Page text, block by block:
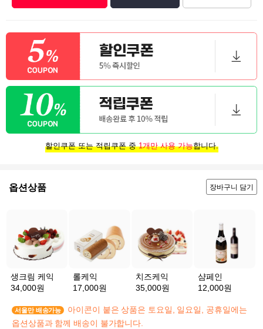
할인쿠폰 또는 적립쿠폰 중1개만 사용 가능합니다.
옵션상품 장바구니 담기
생크림 케익
34,000원
롤케익
17,000원
치즈케익
35,000원
샴페인
12,000원
서울만 배송가능
아이콘이 붙은 상품은 토요일, 일요일, 공휴일에는
옵션상품과 함께 배송이 불가합니다.